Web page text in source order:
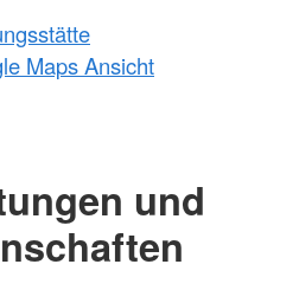
Maps Ansicht
und